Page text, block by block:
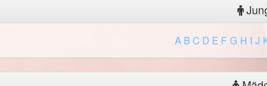
A B C D E F G H I J